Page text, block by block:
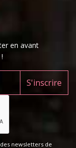
en avant
newsletters de